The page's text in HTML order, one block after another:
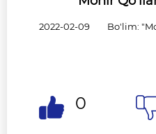
2022-02-09 Bo'lim:
0